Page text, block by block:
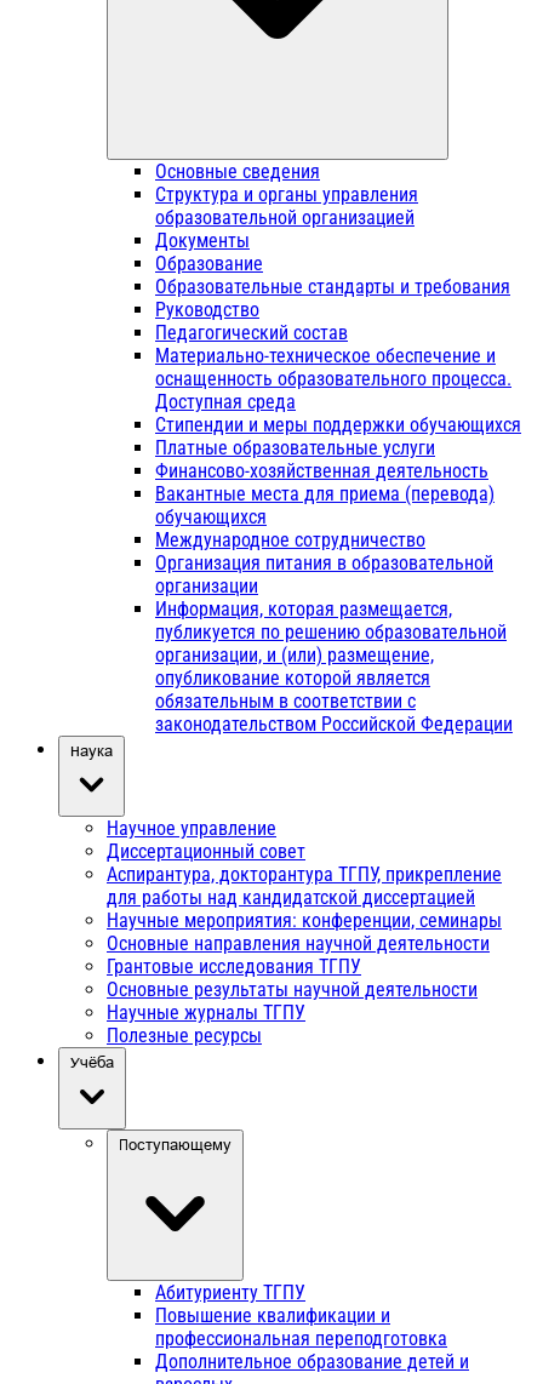
Основные сведения
Структура и органы управления
образовательной организацией
Документы
Образование
Образовательные стандарты и требования
Руководство
Педагогический состав
Материально-техническое обеспечение и
оснащенность образовательного процесса.
Доступная среда
Стипендии и меры поддержки обучающихся
Платные образовательные услуги
Финансово-хозяйственная деятельность
Вакантные места для приема (перевода)
обучающихся
Международное сотрудничество
Организация питания в образовательной
организации
Информация, которая размещается,
публикуется по решению образовательной
организации, и (или) размещение,
опубликование которой является
обязательным в соответствии с
законодательством Российской Федерации
Наука
Научное управление
Диссертационный совет
Аспирантура, докторантура ТГПУ, прикрепление
для работы над кандидатской диссертацией
Научные мероприятия: конференции, семинары
Основные направления научной деятельности
Грантовые исследования ТГПУ
Основные результаты научной деятельности
Научные журналы ТГПУ
Полезные ресурсы
Учёба
Поступающему
Абитуриенту ТГПУ
Повышение квалификации и
профессиональная переподготовка
Дополнительное образование детей и